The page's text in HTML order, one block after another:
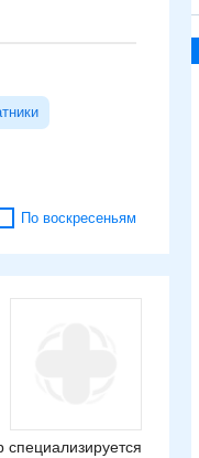
По воскресеньям